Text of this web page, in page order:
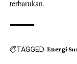
terbarukan.
TAGGED: Energi